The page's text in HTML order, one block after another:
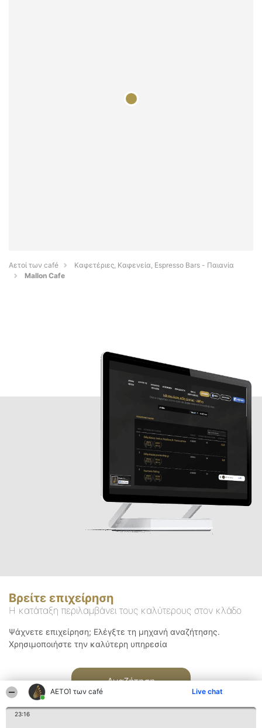
ΑΕΤΟΊ των café Live chat
23:16
Αετοί των café
Καφετέριες, Καφενεία, Espresso Bars - Παιανία
Mallon Cafe
Βρείτε επιχείρηση
Η κατάταξη περιλαμβάνει τους καλύτερους στον κλάδο
Ψάχνετε επιχείρηση; Ελέγξτε τη μηχανή αναζήτησης.
Χρησιμοποιήστε την καλύτερη υπηρεσία
Αναζήτηση